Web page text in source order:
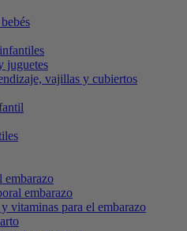
juguetes
vajillas y cubiertos
embarazo
embarazo
vitaminas para el embarazo